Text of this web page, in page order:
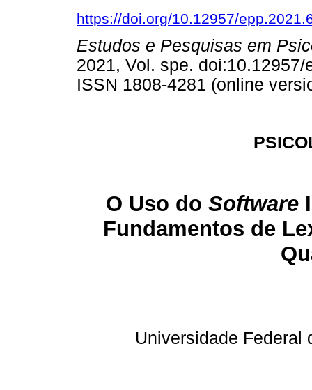
https://doi.org/10.12957/
Estudos e Pesquisas em
2021, Vol. spe. doi:10.12957/
ISSN 1808-4281 (online
O Uso do Software
Fundamentos de
Universidade Federal